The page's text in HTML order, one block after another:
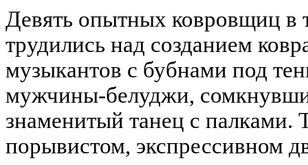
Девять опытных ковровщиц в
трудились над созданием
музыкантов с бубнами под
мужчины-белуджи,
знаменитый танец с палками.
порывистом, экспрессивном